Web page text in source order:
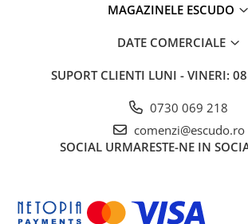
MAGAZINELE ESCUDO
DATE COMERCIALE
SUPORT CLIENTI LUNI - VINERI:
0730 069 218
comenzi@escudo.ro
SOCIAL URMARESTE-NE IN